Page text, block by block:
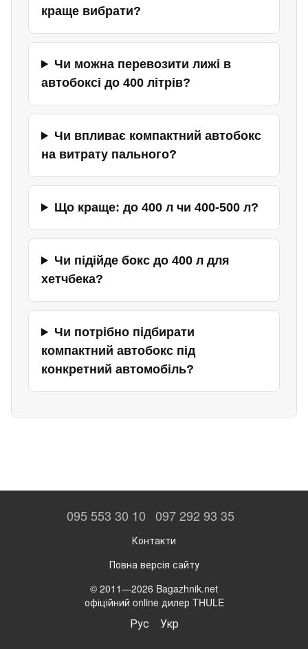
краще вибрати?
Чи можна перевозити лижі в
автобоксі до 400 літрів?
Чи впливає компактний автобокс
на витрату пального?
Що краще: до 400 л чи 400-500 л?
Чи підійде бокс до 400 л для
хетчбека?
Чи потрібно підбирати
компактний автобокс під
конкретний автомобіль?
095 553 30 10 097 292 93 35
Контакти
Повна версія сайту
© 2011—2026 Bagazhnik.net
офіційний online дилер THULE
Рус Укр